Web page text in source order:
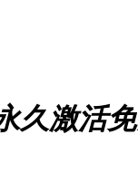
久激活